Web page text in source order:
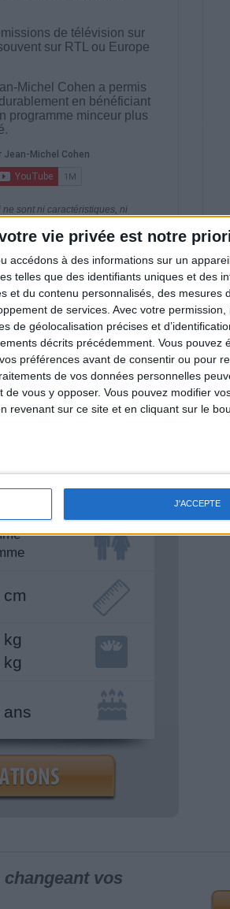
vie privée est notre
accédons à des informations sur un
telles que des identifiants uniques et des
et du contenu personnalisés, des mesures
de services. Avec votre
de géolocalisation précises et
décrits précédemment. Vous pouvez
préférences avant de consentir ou pour
de vos données personnelles
vous y opposer. Vous pouvez modifier
revenant sur ce site et en cliquant sur le
J'ACCEPTE
de télévision sur
sur RTL ou Europe
Michel Cohen a permis
en bénéficiant
programme minceur plus
sont ni caractéristiques, ni
des plans de repas contrôlés et
à long terme. Demandez
amincissant, un programme
Voir tout
Savoir Maigrir vous
de votre objectif
2 min)
cm
kg
kg
ans
vos